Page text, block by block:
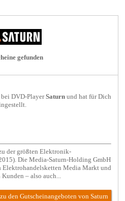
gefunden
beiDVD-Player Saturn und hat für Dich
der größten Elektronik-
Die Media-Saturn-Holding GmbH
Elektrohandelsketten Media Markt und
– also auch...
zu den Gutscheinangeboten von Saturn